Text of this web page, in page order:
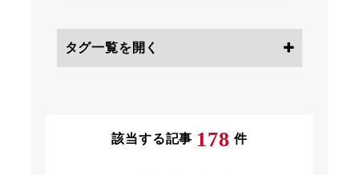
タグ一覧を開く
該当する記事 178 件